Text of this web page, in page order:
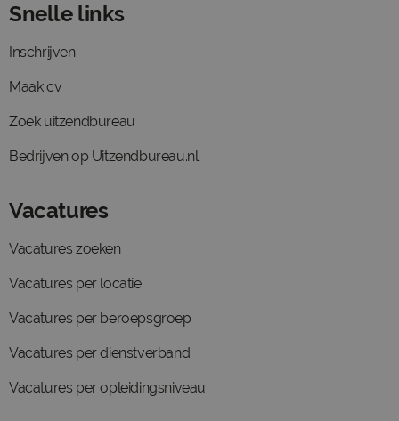
Snelle links
Inschrijven
Maak cv
Zoek uitzendbureau
Bedrijven op Uitzendbureau.nl
Vacatures
Vacatures zoeken
Vacatures per locatie
Vacatures per beroepsgroep
Vacatures per dienstverband
Vacatures per opleidingsniveau